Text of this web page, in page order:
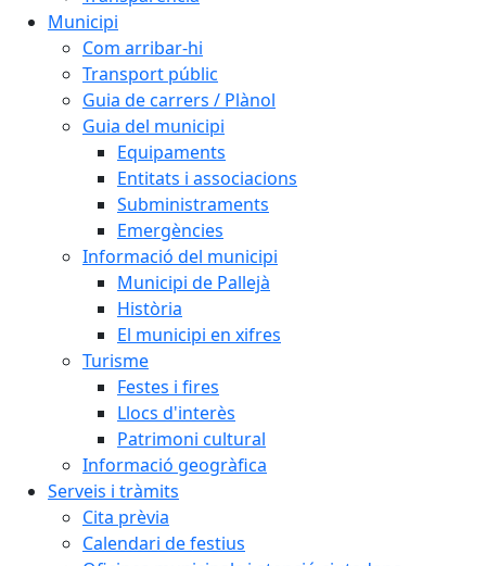
Municipi
Com arribar-hi
Transport públic
Guia de carrers / Plànol
Guia del municipi
Equipaments
Entitats i associacions
Subministraments
Emergències
Informació del municipi
Municipi de Pallejà
Història
El municipi en xifres
Turisme
Festes i fires
Llocs d'interès
Patrimoni cultural
Informació geogràfica
Serveis i tràmits
Cita prèvia
Calendari de festius